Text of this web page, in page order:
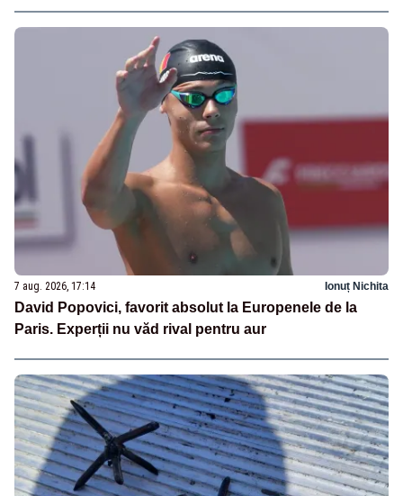
7 aug. 2026, 17:14 Ionuț Nichita
David Popovici, favorit absolut la Europenele de la
Paris. Experții nu văd rival pentru aur